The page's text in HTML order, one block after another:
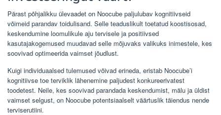
Pärast põhjalikku ülevaadet on Noocube paljulubav kognitiivseid
võimeid parandav toidulisand. Selle teaduslikult toetatud koostisosad,
keskendumine loomulikule aju tervisele ja positiivsed
kasutajakogemused muudavad selle mõjuvaks valikuks inimestele, kes
soovivad optimeerida vaimset jõudlust.
Kuigi individuaalsed tulemused võivad erineda, eristab Noocube’i
kognitiivse toe terviklik lähenemine paljudest konkureerivatest
toodetest. Neile, kes soovivad parandada keskendumist, mälu ja üldist
vaimset selgust, on Noocube potentsiaalselt väärtuslik täiendus nende
terviserutiini.